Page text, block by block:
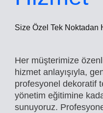
Size Özel Tek Noktadan
Her müşterimize
hizmet anlayışıyla,
profesyonel dekoratif
yönetim eğitimine
sunuyoruz.